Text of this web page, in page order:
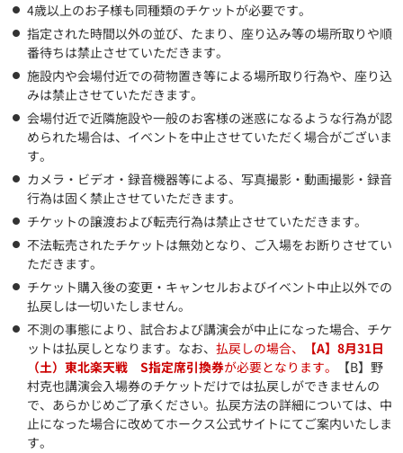
4歳以上のお子様も同種類のチケットが必要です。
指定された時間以外の並び、たまり、座り込み等の場所取りや順
番待ちは禁止させていただきます。
施設内や会場付近での荷物置き等による場所取り行為や、座り込
みは禁止させていただきます。
会場付近で近隣施設や一般のお客様の迷惑になるような行為が認
められた場合は、イベントを中止させていただく場合がございま
す。
カメラ・ビデオ・録音機器等による、写真撮影・動画撮影・録音
行為は固く禁止させていただきます。
チケットの譲渡および転売行為は禁止させていただきます。
不法転売されたチケットは無効となり、ご入場をお断りさせてい
ただきます。
チケット購入後の変更・キャンセルおよびイベント中止以外での
払戻しは一切いたしません。
不測の事態により、試合および講演会が中止になった場合、チケ
ットは払戻しとなります。なお、 払戻しの場合、
【A】8月31日
（土）東北楽天戦 S指定席引換券が必要となります。
【B】野
村克也講演会入場券のチケットだけでは払戻しができませんの
で、あらかじめご了承ください。払戻方法の詳細については、中
止になった場合に改めてホークス公式サイトにてご案内いたしま
す。